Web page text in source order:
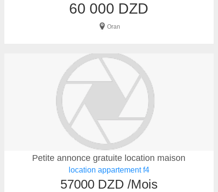
60 000 DZD
Oran
Petite annonce gratuite location maison
location appartement f4
57000 DZD /Mois